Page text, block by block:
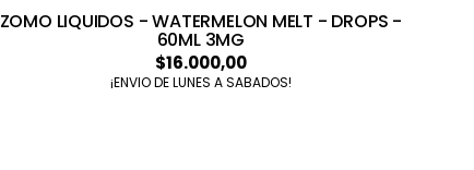
ZOMO LIQUIDOS - WATERMELON MELT - DROPS -
60ML 3MG
$16.000,00
¡ENVIO DE LUNES A SABADOS!